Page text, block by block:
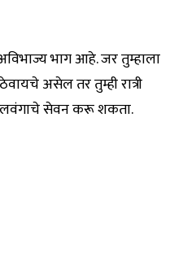
भाग आहे. जर तुम्हाला
असेल तर तुम्ही रात्री
लवंगाचे सेवन करू शकता.